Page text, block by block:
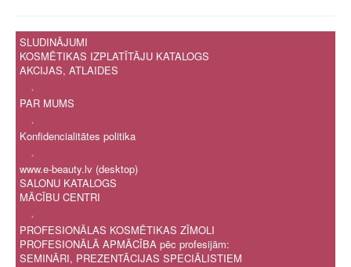
SLUDINĀJUMI
KOSMĒTIKAS IZPLATĪTĀJU KATALOGS
AKCIJAS, ATLAIDES
.
PAR MUMS
.
Konfidencialitātes politika
.
www.e-beauty.lv (desktop)
SALONU KATALOGS
MĀCĪBU CENTRI
.
PROFESIONĀLAS KOSMĒTIKAS ZĪMOLI
PROFESIONĀLĀ APMĀCĪBA pēc profesijām:
SEMINĀRI, PREZENTĀCIJAS SPECIĀLISTIEM